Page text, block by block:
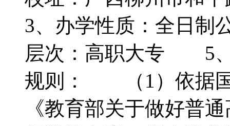
3、办学性质：全日
层次：高职大专 5
规则： （1）依据国
《教育部关于做好普